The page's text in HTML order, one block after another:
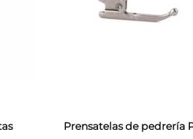
Prensatelas de pedrería